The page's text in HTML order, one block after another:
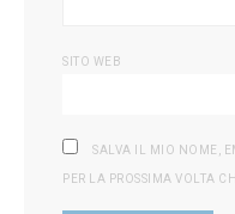
SITO WEB
SALVA IL MIO NOME,
PER LA PROSSIMA VOLTA